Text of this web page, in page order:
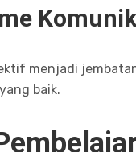
menjadi
baik.